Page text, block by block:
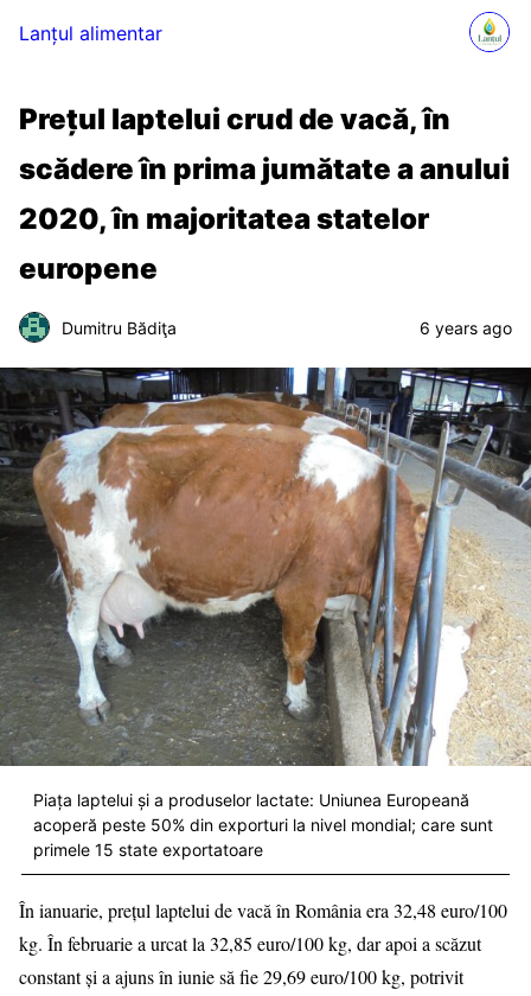
Lanțul alimentar
Prețul laptelui crud de vacă, în
scădere în prima jumătate a anului
2020, în majoritatea statelor
europene
Dumitru Bădiţa 6 years ago
Piața laptelui și a produselor lactate: Uniunea Europeană
acoperă peste 50% din exporturi la nivel mondial; care sunt
primele 15 state exportatoare
În ianuarie, prețul laptelui de vacă în România era 32,48 euro/100
kg. În februarie a urcat la 32,85 euro/100 kg, dar apoi a scăzut
constant și a ajuns în iunie să fie 29,69 euro/100 kg, potrivit